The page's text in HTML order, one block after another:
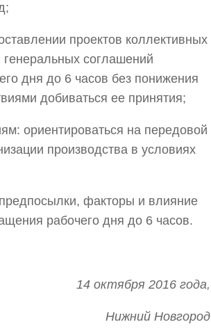
проектов коллективных
соглашений
дня до 6 часов без понижения
добиваться ее принятия;
ориентироваться на передовой
производства в условиях
факторы и влияние
рабочего дня до 6 часов.
14 октября 2016 года,
Нижний Новгород